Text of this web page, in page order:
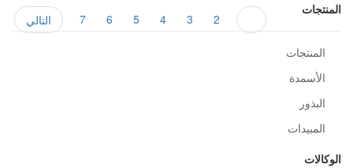
2
3
4
5
6
7 التالي
المنتجات
المنتجات
الأسمدة
البذور
المبيدات
الوكالات